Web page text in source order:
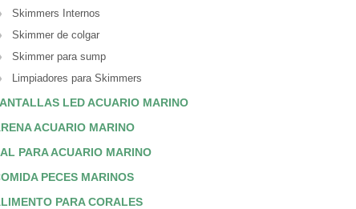
Skimmers Internos
Skimmer de colgar
Skimmer para sump
Limpiadores para Skimmers
LED ACUARIO MARINO
ACUARIO MARINO
PARA ACUARIO MARINO
PECES MARINOS
PARA CORALES